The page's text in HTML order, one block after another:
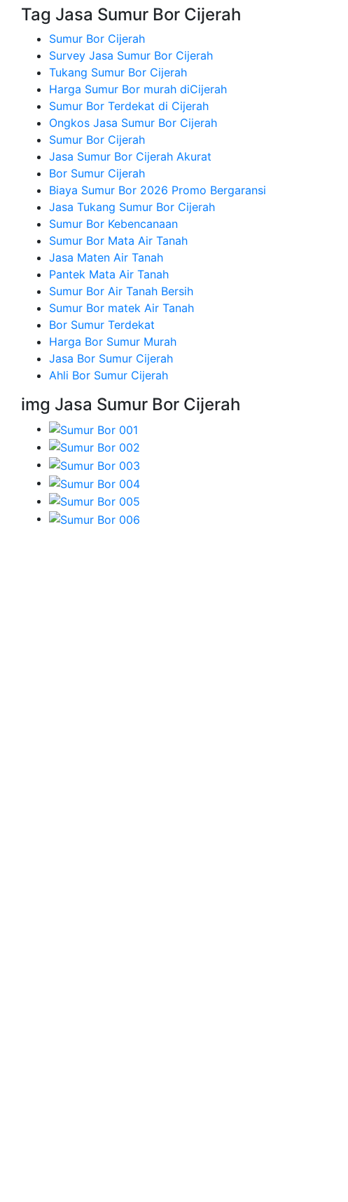
Tag Jasa Sumur Bor Cijerah
Sumur Bor Cijerah
Survey Jasa Sumur Bor Cijerah
Tukang Sumur Bor Cijerah
Harga Sumur Bor murah diCijerah
Sumur Bor Terdekat di Cijerah
Ongkos Jasa Sumur Bor Cijerah
Sumur Bor Cijerah
Jasa Sumur Bor Cijerah Akurat
Bor Sumur Cijerah
Biaya Sumur Bor 2026 Promo Bergaransi
Jasa Tukang Sumur Bor Cijerah
Sumur Bor Kebencanaan
Sumur Bor Mata Air Tanah
Jasa Maten Air Tanah
Pantek Mata Air Tanah
Sumur Bor Air Tanah Bersih
Sumur Bor matek Air Tanah
Bor Sumur Terdekat
Harga Bor Sumur Murah
Jasa Bor Sumur Cijerah
Ahli Bor Sumur Cijerah
img Jasa Sumur Bor Cijerah